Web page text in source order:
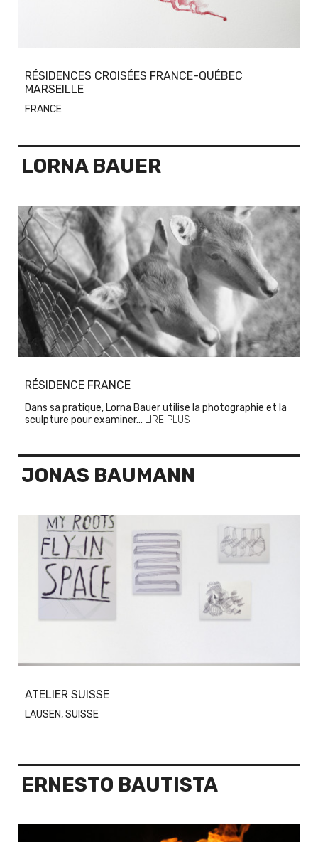
RÉSIDENCES CROISÉES FRANCE-QUÉBEC
MARSEILLE
FRANCE
LORNA BAUER
RÉSIDENCE FRANCE
Dans sa pratique, Lorna Bauer utilise la photographie et la
sculpture pour examiner… LIRE PLUS
JONAS BAUMANN
ATELIER SUISSE
LAUSEN, SUISSE
ERNESTO BAUTISTA